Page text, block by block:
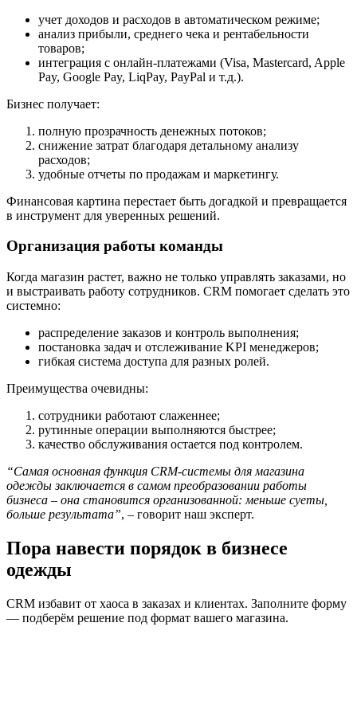
учет доходов и расходов в автоматическом режиме;
анализ прибыли, среднего чека и рентабельности
товаров;
интеграция с онлайн-платежами (Visa, Mastercard, Apple
Pay, Google Pay, LiqPay, PayPal и т.д.).
Бизнес получает:
полную прозрачность денежных потоков;
снижение затрат благодаря детальному анализу
расходов;
удобные отчеты по продажам и маркетингу.
Финансовая картина перестает быть догадкой и превращается
в инструмент для уверенных решений.
Организация работы команды
Когда магазин растет, важно не только управлять заказами, но
и выстраивать работу сотрудников. CRM помогает сделать это
системно:
распределение заказов и контроль выполнения;
постановка задач и отслеживание KPI менеджеров;
гибкая система доступа для разных ролей.
Преимущества очевидны:
сотрудники работают слаженнее;
рутинные операции выполняются быстрее;
качество обслуживания остается под контролем.
“Самая основная функция CRM-системы для магазина
одежды заключается в самом преобразовании работы
бизнеса – она становится организованной: меньше суеты,
больше результата”, – говорит наш эксперт.
Пора навести порядок в бизнесе
одежды
CRM избавит от хаоса в заказах и клиентах. Заполните форму
— подберём решение под формат вашего магазина.